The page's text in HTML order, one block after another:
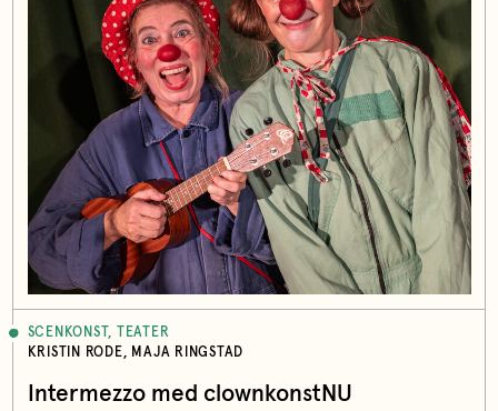
SCENKONST, TEATER
KRISTIN RODE, MAJA RINGSTAD
Intermezzo med clownkonstNU